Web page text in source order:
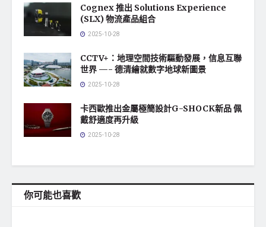
Cognex 推出 Solutions Experience
(SLX) 物流產品組合
2025-10-28
CCTV+：地理空間技術驅動發展，信息互聯
世界 —- 德清繪就數字地球新圖景
2025-10-28
卡西歐推出金屬極簡設計G-SHOCK新品 佩
戴舒適度再升級
2025-10-28
你可能也喜歡